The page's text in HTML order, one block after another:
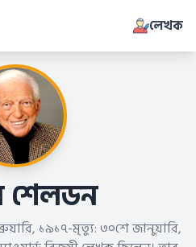
লেখক
শেলডন
১৯১৭-মৃত্যু: ৩০শে জানুয়ারি,